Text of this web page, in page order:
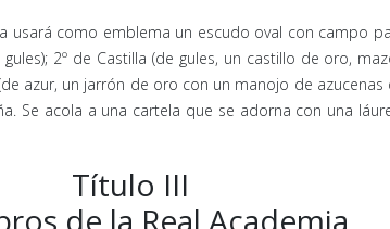
usará como emblema un escudo oval con campo
2º de Castilla (de gules, un castillo de oro,
azur, un jarrón de oro con un manojo de
Se acola a una cartela que se adorna con una
Título III
de la Real Academia